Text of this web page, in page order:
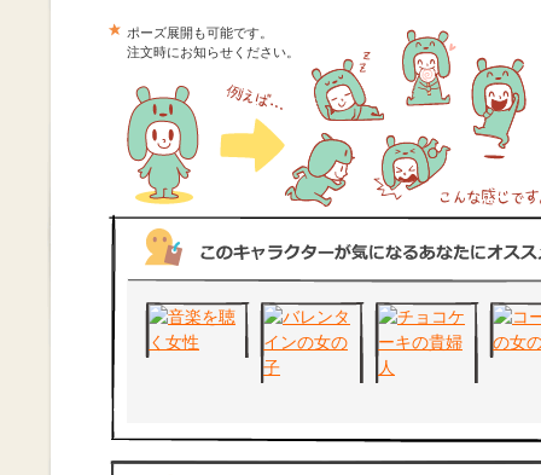
ポーズ展開も可能です。
注文時にお知らせください。